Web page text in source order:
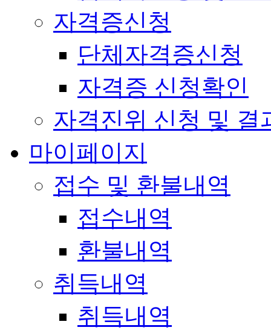
자격증신청
단체자격증신청
자격증 신청확인
자격진위 신청 및 결
마이페이지
접수 및 환불내역
접수내역
환불내역
취득내역
취득내역